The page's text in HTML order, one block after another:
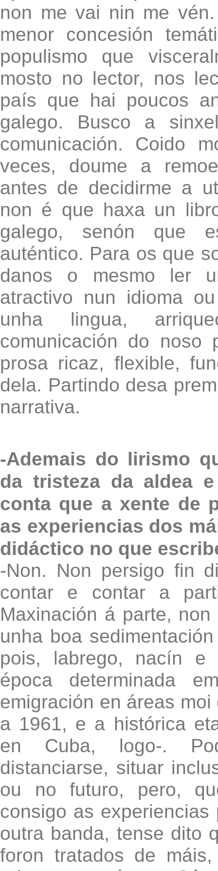
non me vai nin me
menor concesión
populismo que
mosto no lector, nos
país que hai poucos
galego. Busco a
comunicación. Coido
veces, doume a
antes de decidirme a
non é que haxa un
galego, senón que
auténtico. Para os que
danos o mesmo ler
atractivo nun idioma
unha lingua,
comunicación do noso
prosa ricaz, flexible,
dela. Partindo desa
narrativa.
-Ademais do lirismo
da tristeza da aldea
conta que a xente de
as experiencias dos
didáctico no que
-Non. Non persigo fin
contar e contar a
Maxinación á parte,
unha boa
pois, labrego, nacín e
época determinada
emigración en áreas
a 1961, e a histórica
en Cuba, logo-.
distanciarse, situar
ou no futuro, pero,
consigo as
outra banda, tense dito
foron tratados de